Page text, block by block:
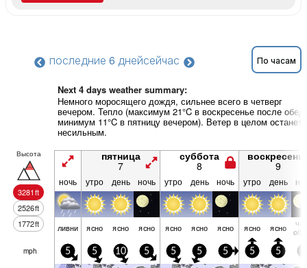
последние 6 днейсейчас По часам
Next 4 days weather summary:
Немного моросящего дождя, сильнее всего в четверг
вечером. Тепло (максимум 21°C в воскресенье после
минимум 11°C в пятницу вечером). Ветер в целом
несильным.
Высота
3281ft
2526ft
1772ft
пятница
7
суббота
8 9
ночь утро день ночь утро день ночь утро день
ливни ясно ясно ясно ясно ясно ясно ясно ясно
mph 5 5 10 5 5 5 5 5 5